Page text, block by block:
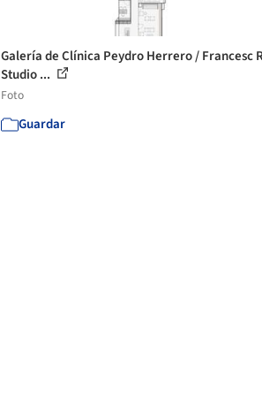
Galería de Clínica Peydro Herrero / Francesc
Studio ...
Foto
Guardar